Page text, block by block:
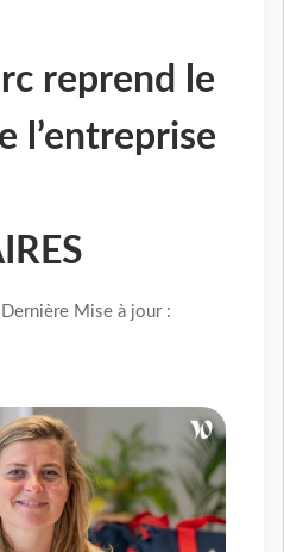
reprend le
l’entreprise
Mise à jour :